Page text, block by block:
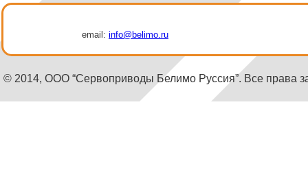
email: info@belimo.ru
© 2014, ООО “Сервоприводы Белимо Руссия”. Все права